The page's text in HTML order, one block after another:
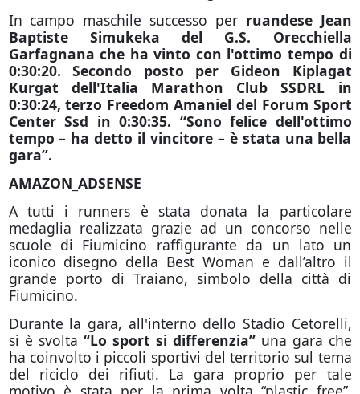
In campo maschile successo per ruandese Jean
Baptiste Simukeka del G.S. Orecchiella
Garfagnana che ha vinto con l'ottimo tempo di
0:30:20. Secondo posto per Gideon Kiplagat
Kurgat dell'Italia Marathon Club SSDRL in
0:30:24, terzo Freedom Amaniel del Forum Sport
Center Ssd in 0:30:35. “Sono felice dell'ottimo
tempo – ha detto il vincitore – è stata una bella
gara”.
AMAZON_ADSENSE
A tutti i runners è stata donata la particolare
medaglia realizzata grazie ad un concorso nelle
scuole di Fiumicino raffigurante da un lato un
iconico disegno della Best Woman e dall’altro il
grande porto di Traiano, simbolo della città di
Fiumicino.
Durante la gara, all'interno dello Stadio Cetorelli,
si è svolta “Lo sport si differenzia”una gara che
ha coinvolto i piccoli sportivi del territorio sul tema
del riciclo dei rifiuti. La gara proprio per tale